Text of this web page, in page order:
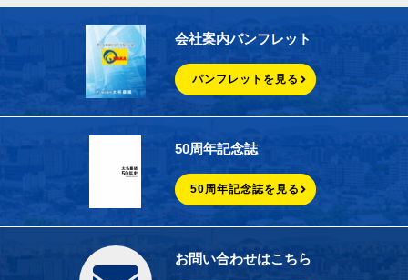
会社案内パンフレット
パンフレットを見る
50周年記念誌
50周年記念誌を見る
お問い合わせはこちら